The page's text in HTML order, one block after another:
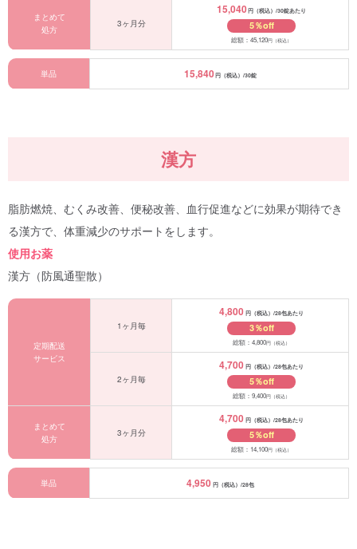
まとめて
処方
3ヶ月分
15,040円（税込）/30錠あたり
5％off
総額：45,120円（税込）
単品 15,840円（税込）/30錠
漢方
脂肪燃焼、むくみ改善、便秘改善、血行促進などに効果が期待でき
る漢方で、体重減少のサポートをします。
使用お薬
漢方（防風通聖散）
定期配送
サービス
1ヶ月毎
4,800 円（税込）/28包あたり
3％off
総額：4,800円（税込）
2ヶ月毎
4,700 円（税込）/28包あたり
5％off
総額：9,400円（税込）
まとめて
処方
3ヶ月分
4,700 円（税込）/28包あたり
5％off
総額：14,100円（税込）
単品 4,950 円（税込）/28包